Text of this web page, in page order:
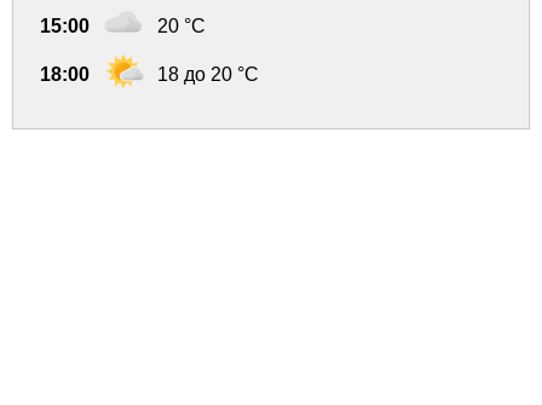
15:00 20 °C
18:00 18 до 20 °C